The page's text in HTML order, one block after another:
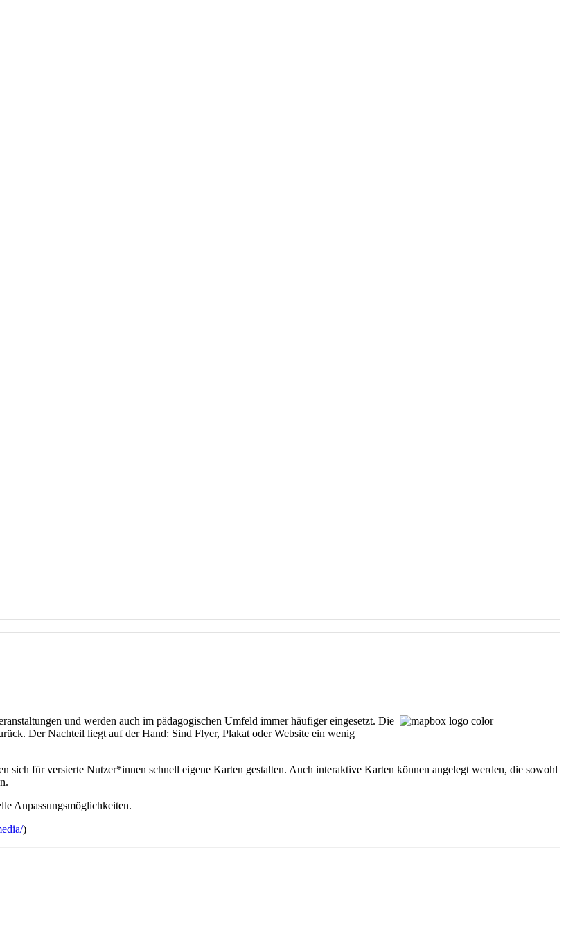
und werden auch im pädagogischen Umfeld immer häufiger eingesetzt. Die
Der Nachteil liegt auf der Hand: Sind Flyer, Plakat oder Website ein wenig
für versierte Nutzer*innen schnell eigene Karten gestalten. Auch interaktive Karten können angelegt werden, die sowohl
Anpassungsmöglichkeiten.
)